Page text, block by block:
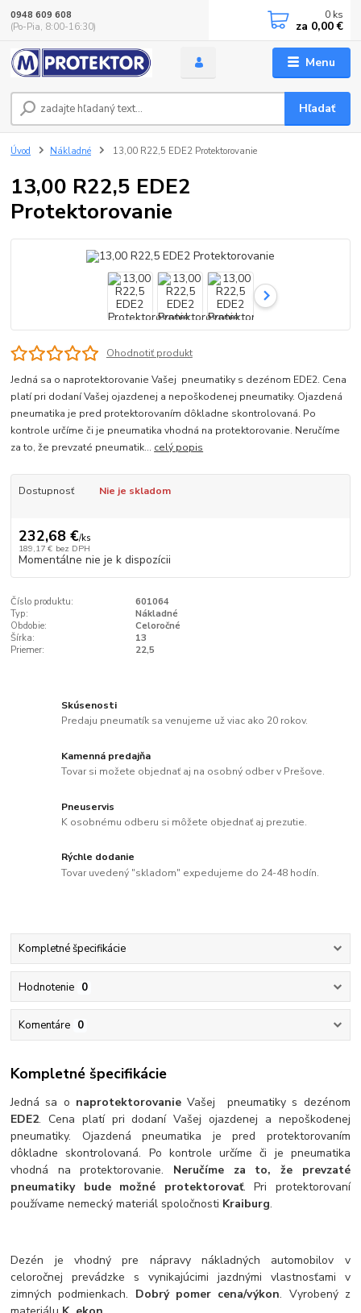
Menu
Hľadať
0948 609 608
(Po-Pia, 8:00-16:30)
0 ks
za 0,00 €
Úvod Nákladné 13,00 R22,5 EDE2 Protektorovanie
13,00 R22,5 EDE2
Protektorovanie
Ohodnotiť produkt
Jedná sa o naprotektorovanie Vašej pneumatiky s dezénom EDE2. Cena
platí pri dodaní Vašej ojazdenej a nepoškodenej pneumatiky. Ojazdená
pneumatika je pred protektorovaním dôkladne skontrolovaná. Po
kontrole určíme či je pneumatika vhodná na protektorovanie. Neručíme
za to, že prevzaté pneumatik... celý popis
Dostupnosť Nie je skladom
232,68 €/ks
189,17 € bez DPH
Momentálne nie je k dispozícii
Číslo produktu:
601064
Typ:
Nákladné
Obdobie:
Celoročné
Šírka:
13
Priemer:
22,5
Skúsenosti
Predaju pneumatík sa venujeme už viac ako 20 rokov.
Kamenná predajňa
Tovar si možete objednať aj na osobný odber v Prešove.
Pneuservis
K osobnému odberu si môžete objednať aj prezutie.
Rýchle dodanie
Tovar uvedený "skladom" expedujeme do 24-48 hodín.
Kompletné špecifikácie
Hodnotenie 0
Komentáre 0
Kompletné špecifikácie
Jedná sa o naprotektorovanie Vašej pneumatiky s dezénom
EDE2. Cena platí pri dodaní Vašej ojazdenej a nepoškodenej
pneumatiky. Ojazdená pneumatika je pred protektorovaním
dôkladne skontrolovaná. Po kontrole určíme či je pneumatika
vhodná na protektorovanie. Neručíme za to, že prevzaté
pneumatiky bude možné protektorovať. Pri protektorovaní
používame nemecký materiál spoločnosti Kraiburg.
Dezén je vhodný pre nápravy nákladných automobilov v
celoročnej prevádzke s vynikajúcimi jazdnými vlastnosťami v
zimných podmienkach. Dobrý pomer cena/výkon. Vyrobený z